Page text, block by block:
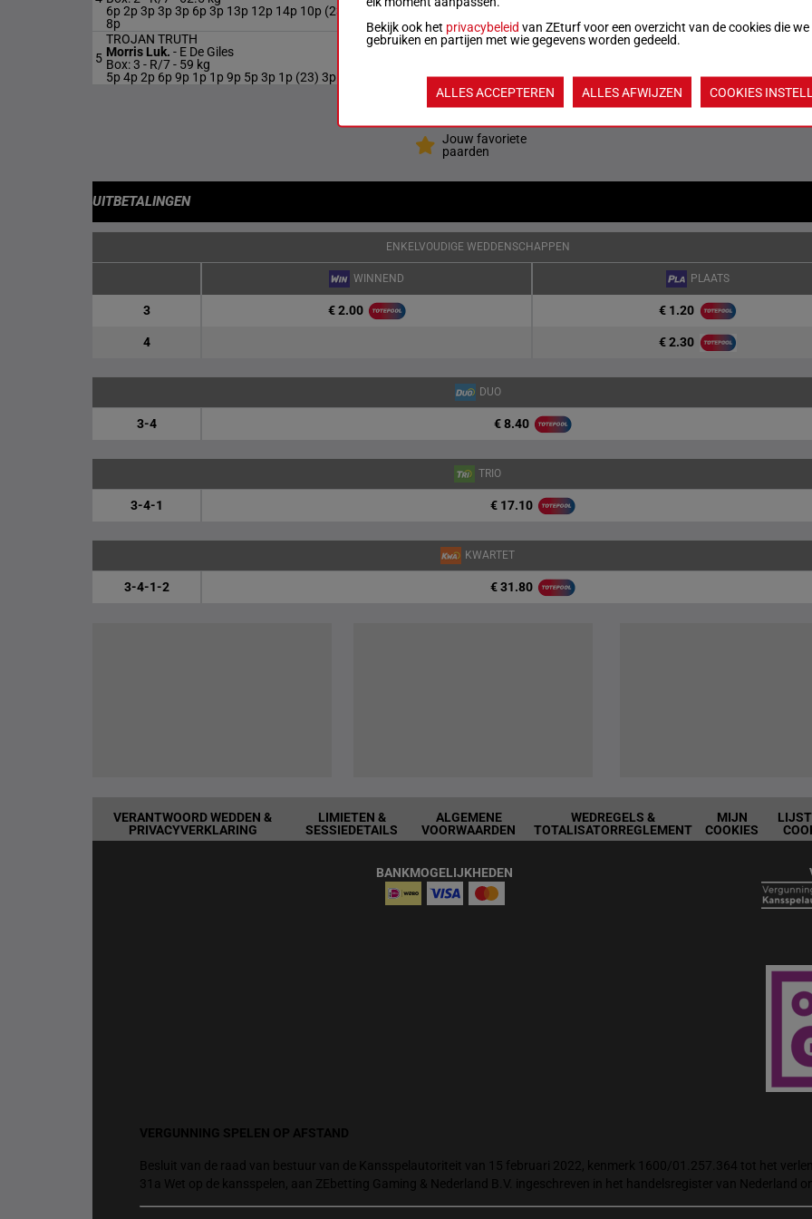
6p 2p 3p 3p 3p 6p 3p 13p 12p 14p 10p (23)
8p
kg
8p
5
TROJAN TRUTH
Morris Luk. - E De Giles
Box: 3 - R/7 - 59 kg
5p 4p 2p 6p 9p 1p 1p 9p 5p 3p 1p (23) 3p
Quoteringen
Jouw favoriete
paarden
UITBETALINGEN
ENKELVOUDIGE WEDDENSCHAPPEN
WINNEND PLAATS
3 € 2.00 € 1.20
4 € 2.30
DUO
3-4 € 8.40
TRIO
3-4-1 € 17.10
KWARTET
3-4-1-2 € 31.80
VERANTWOORD WEDDEN &
PRIVACYVERKLARING
LIMIETEN &
SESSIEDETAILS
ALGEMENE
VOORWAARDEN
WEDREGELS &
TOTALISATORREGLEMENT
MIJN
COOKIES
BANKMOGELIJKHEDEN
VERGUNNING SPELEN OP AFSTAND
Besluit van de raad van bestuur van de Kansspelautoriteit van 15 februari 2022, kenmerk 1600/01.257.364 tot het
31a Wet op de kansspelen, aan ZEbetting Gaming & Nederland B.V. ingeschreven in het handelsregister van Nederland
Bekijk ook het privacybeleid van ZEturf voor een overzicht van de cookies die we
gebruiken en partijen met wie gegevens worden gedeeld.
ALLES ACCEPTEREN ALLES AFWIJZEN COOKIES